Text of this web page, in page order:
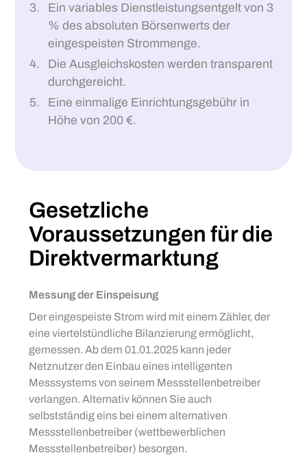
Ein variables Dienstleistungsentgelt von 3
% des absoluten Börsenwerts der
eingespeisten Strommenge.
Die Ausgleichskosten werden transparent
durchgereicht.
Eine einmalige Einrichtungsgebühr in
Höhe von 200 €.
Gesetzliche
Voraussetzungen für die
Direktvermarktung
Messung der Einspeisung
Der eingespeiste Strom wird mit einem Zähler, der
eine viertelstündliche Bilanzierung ermöglicht,
gemessen. Ab dem 01.01.2025 kann jeder
Netznutzer den Einbau eines intelligenten
Messsystems von seinem Messstellenbetreiber
verlangen. Alternativ können Sie auch
selbstständig eins bei einem alternativen
Messstellenbetreiber (wettbewerblichen
Messstellenbetreiber) besorgen.